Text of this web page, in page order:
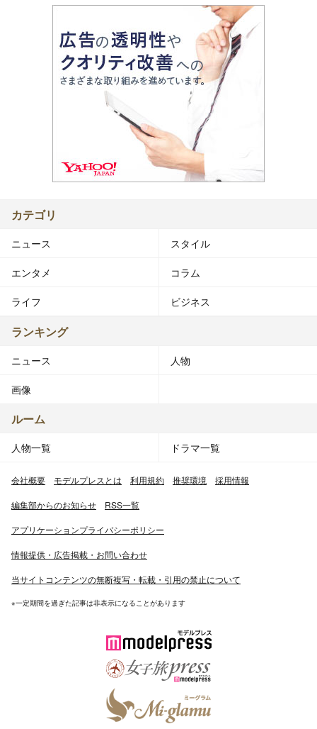
カテゴリ
ニュース スタイル
エンタメ コラム
ライフ ビジネス
ランキング
ニュース 人物
画像
ルーム
人物一覧 ドラマ一覧
会社概要 モデルプレスとは 利用規約 推奨環境 採用情報
編集部からのお知らせ RSS一覧
アプリケーションプライバシーポリシー
情報提供・広告掲載・お問い合わせ
当サイトコンテンツの無断複写・転載・引用の禁止について
※一定期間を過ぎた記事は非表示になることがあります